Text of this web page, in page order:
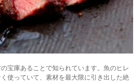
宝庫あることで知られています。魚のヒレ
使っていて、素材を最大限に引き出した絶